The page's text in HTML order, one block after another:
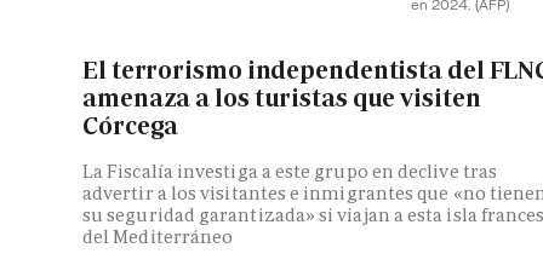
en 2024. (AFP)
El terrorismo independentista del
amenaza a los turistas que visiten
Córcega
La Fiscalía investiga a este grupo en declive tras
advertir a los visitantes e inmigrantes que «no
su seguridad garantizada» si viajan a esta isla
del Mediterráneo